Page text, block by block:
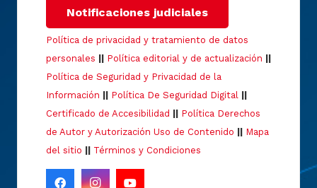
Notificaciones judiciales
Política de privacidad y tratamiento de datos
personales
Política editorial y de actualización
Política de Seguridad y Privacidad de la
Información
Política De Seguridad Digital
Certificado de Accesibilidad
Política Derechos
de Autor y Autorización Uso de Contenido
Mapa
del sitio
Términos y Condiciones